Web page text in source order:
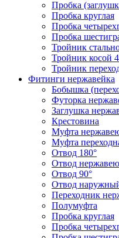
Пробка
Пробка круглая
Пробка
Пробка
Тройник
Тройник косой
Тройник
Фитинги нержавейка
Бобышка
Футорка
Заглушка
Крестовина
Муфта
Муфта
Отвод 180°
Отвод
Отвод 90°
Отвод
Переходник
Полумуфта
Пробка круглая
Пробка